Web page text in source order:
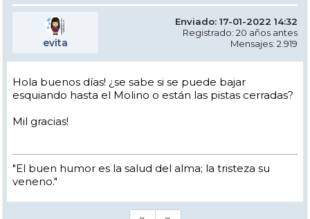
evita
Enviado: 17-01-2022 14:32
Registrado: 20 años antes
Mensajes: 2.919
Hola buenos días! ¿se sabe si se puede bajar
esquiando hasta el Molino o están las pistas cerradas?
Mil gracias!
"El buen humor es la salud del alma; la tristeza su
veneno."